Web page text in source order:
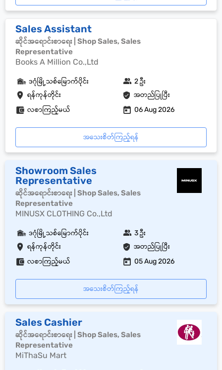
Sales Assistant
ဆိုင်အရောင်းစာရေး | Shop Sales, Sales
Representative
Books A Million Co.,Ltd
ရန်ကုန်တိုင်း အတည်ပြုပြီး
ဒဂုံမြို့သစ်မြောက်ပိုင်း 2 ဦး
လစာကြည့်မယ် 06 Aug 2026
အသေးစိတ်ကြည့်ရန်
Showroom Sales
Representative
ဆိုင်အရောင်းစာရေး | Shop Sales, Sales
Representative
MINUSX CLOTHING Co.,Ltd
ရန်ကုန်တိုင်း အတည်ပြုပြီး
ဒဂုံမြို့သစ်မြောက်ပိုင်း 3 ဦး
လစာကြည့်မယ် 05 Aug 2026
အသေးစိတ်ကြည့်ရန်
Sales Cashier
ဆိုင်အရောင်းစာရေး | Shop Sales, Sales
Representative
MiThaSu Mart